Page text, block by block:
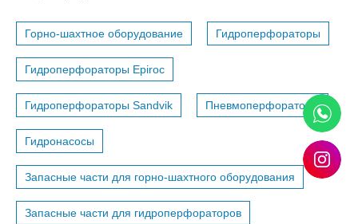
Горно-шахтное оборудование Гидроперфораторы
Гидроперфораторы Epiroc
Гидроперфораторы Sandvik Пневмоперфораторы
Гидронасосы
Запасные части для горно-шахтного оборудования
Запасные части для гидроперфораторов